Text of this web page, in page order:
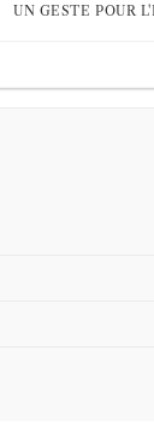
UN GESTE POUR